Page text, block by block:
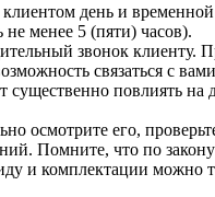
клиентом день и временной
не менее 5 (пяти) часов).
звонок клиенту.
связаться с
повлиять на
осмотрите его,
Помните, что по закону
и комплектации можно